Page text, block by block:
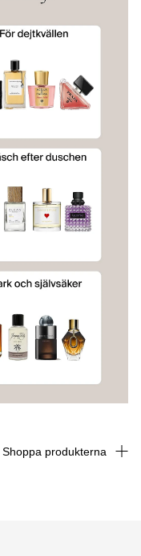
Shoppa produkterna